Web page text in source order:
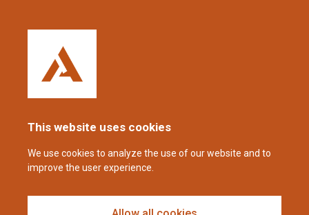
This website uses cookies
We use cookies to analyze the use of our website and to
improve the user experience.
Nederland
+31 (0)88 23 42 200
08.00 tot 16.00 uur (CET/CEST).
coppens@alltech.com
Follow us